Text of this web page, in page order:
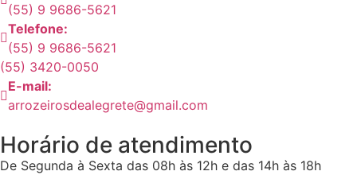
(55) 9 9686-5621
Telefone:
(55) 9 9686-5621
(55) 3420-0050
E-mail:
arrozeirosdealegrete@gmail.com
Horário de atendimento
De Segunda à Sexta das 08h às 12h e das 14h às 18h